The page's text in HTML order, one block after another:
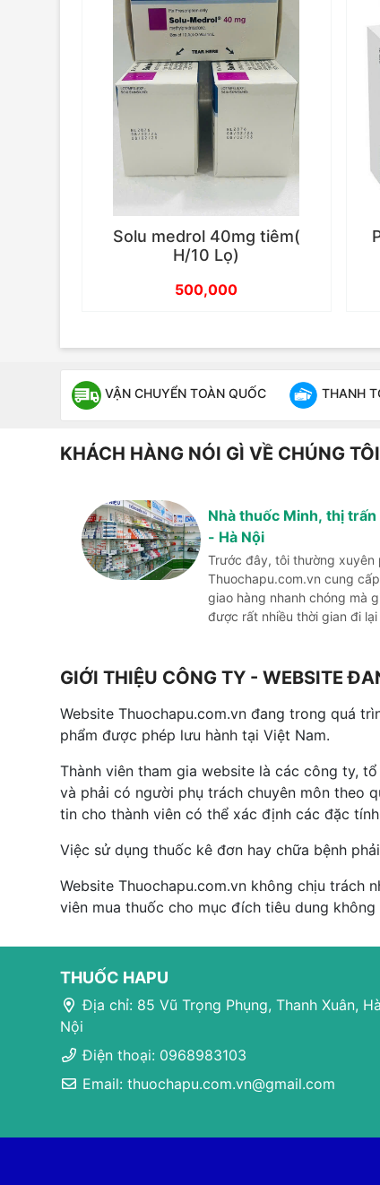
Solu medrol 40mg tiêm(
H/10 Lọ)
500,000
VẬN CHUYỂN TOÀN QUỐC THANH
KHÁCH HÀNG NÓI GÌ VỀ CHÚNG TÔI
Nhà thuốc Minh, thị
- Hà Nội
Trước đây, tôi thường xuyên
Thuochapu.com.vn cung
giao hàng nhanh chóng mà
được rất nhiều thời gian đi lại
GIỚI THIỆU CÔNG TY - WEBSITE
Website Thuochapu.com.vn đang trong quá
phẩm được phép lưu hành tại Việt Nam.
Thành viên tham gia website là các công ty,
và phải có người phụ trách chuyên môn theo
tin cho thành viên có thể xác định các đặc
Việc sử dụng thuốc kê đơn hay chữa bệnh
Website Thuochapu.com.vn không chịu
viên mua thuốc cho mục đích tiêu dung
THUỐC HAPU
Địa chỉ: 85 Vũ Trọng Phụng, Thanh Xuân, Hà
Nội
Điện thoại: 0968983103
Email: thuochapu.com.vn@gmail.com